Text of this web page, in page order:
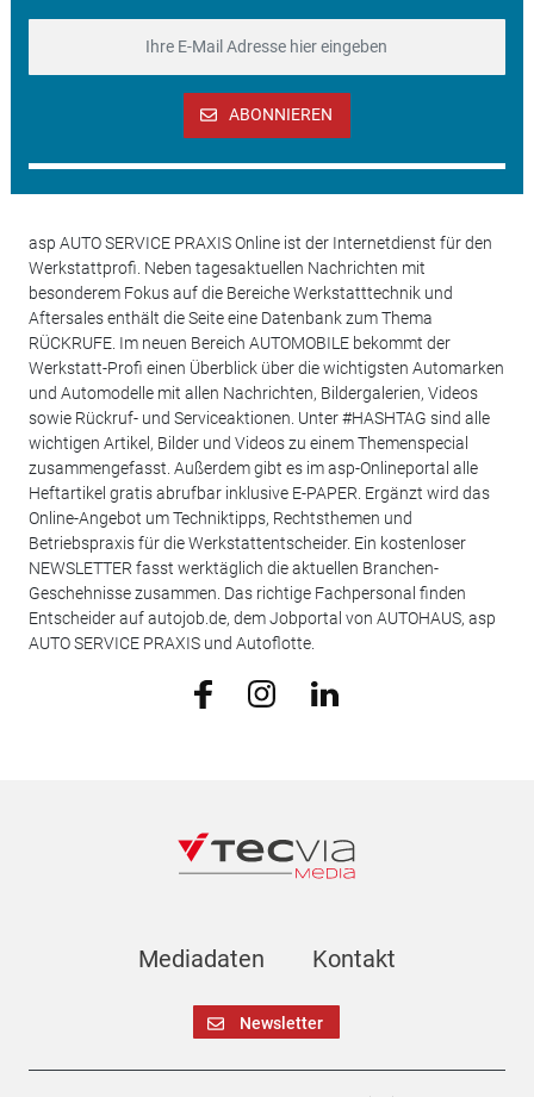
ABONNIEREN
asp AUTO SERVICE PRAXIS Online ist der Internetdienst für den
Werkstattprofi. Neben tagesaktuellen Nachrichten mit
besonderem Fokus auf die Bereiche Werkstatttechnik und
Aftersales enthält die Seite eine Datenbank zum Thema
RÜCKRUFE. Im neuen Bereich AUTOMOBILE bekommt der
Werkstatt-Profi einen Überblick über die wichtigsten Automarken
und Automodelle mit allen Nachrichten, Bildergalerien, Videos
sowie Rückruf- und Serviceaktionen. Unter #HASHTAG sind alle
wichtigen Artikel, Bilder und Videos zu einem Themenspecial
zusammengefasst. Außerdem gibt es im asp-Onlineportal alle
Heftartikel gratis abrufbar inklusive E-PAPER. Ergänzt wird das
Online-Angebot um Techniktipps, Rechtsthemen und
Betriebspraxis für die Werkstattentscheider. Ein kostenloser
NEWSLETTER fasst werktäglich die aktuellen Branchen-
Geschehnisse zusammen. Das richtige Fachpersonal finden
Entscheider auf autojob.de, dem Jobportal von AUTOHAUS, asp
AUTO SERVICE PRAXIS und Autoflotte.
Mediadaten Kontakt
Newsletter